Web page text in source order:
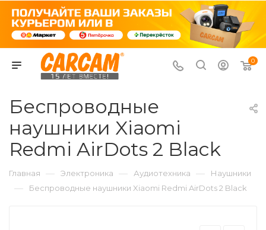
0
Беспроводные
наушники Xiaomi
Redmi AirDots 2 Black
Главная — Электроника — Аудиотехника — Наушники
— Беспроводные наушники Xiaomi Redmi AirDots 2 Black